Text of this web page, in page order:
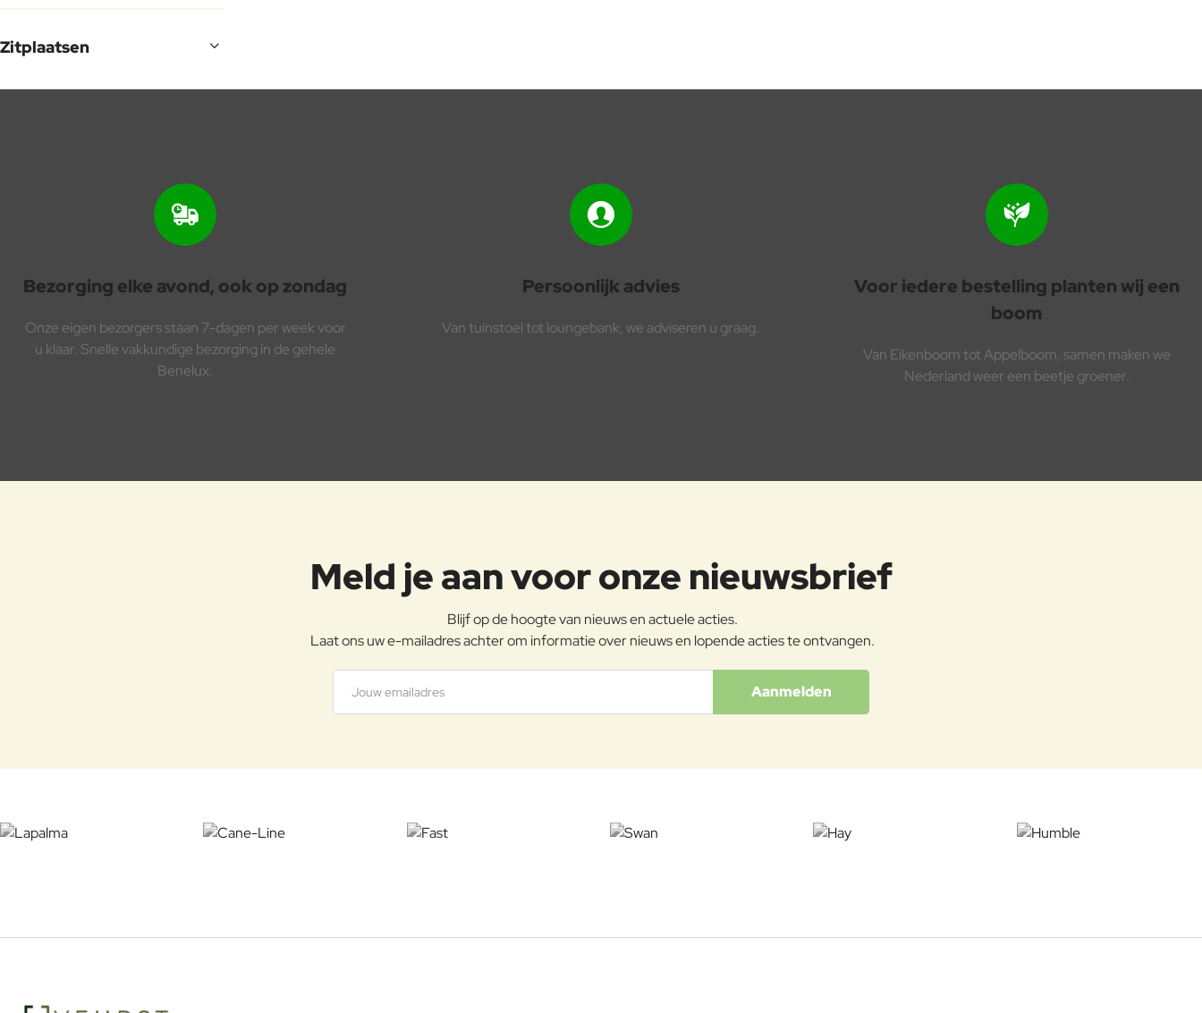
Zitplaatsen
Bezorging elke avond, ook op zondag
Onze eigen bezorgers staan 7-dagen per week voor
u klaar. Snelle vakkundige bezorging in de gehele
Benelux.
Persoonlijk advies
Van tuinstoel tot loungebank, we adviseren u graag.
Voor iedere bestelling planten wij een
boom
Van Eikenboom tot Appelboom, samen maken we
Nederland weer een beetje groener.
Meld je aan voor onze nieuwsbrief
Blijf op de hoogte van nieuws en actuele acties.
Laat ons uw e-mailadres achter om informatie over nieuws en lopende acties te ontvangen.
emailadres
Aanmelden